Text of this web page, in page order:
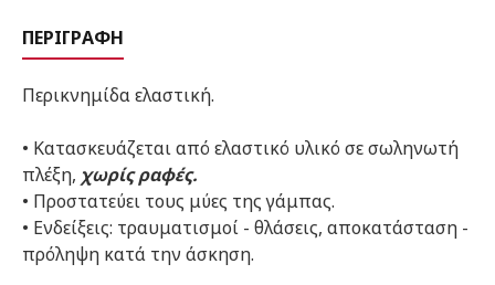
ΠΕΡΙΓΡΑΦΉ
Περικνημίδα ελαστική.
• Κατασκευάζεται από ελαστικό υλικό σε σωληνωτή
πλέξη, χωρίς ραφές.
• Προστατεύει τους μύες της γάμπας.
• Ενδείξεις: τραυματισμοί - θλάσεις, αποκατάσταση -
πρόληψη κατά την άσκηση.